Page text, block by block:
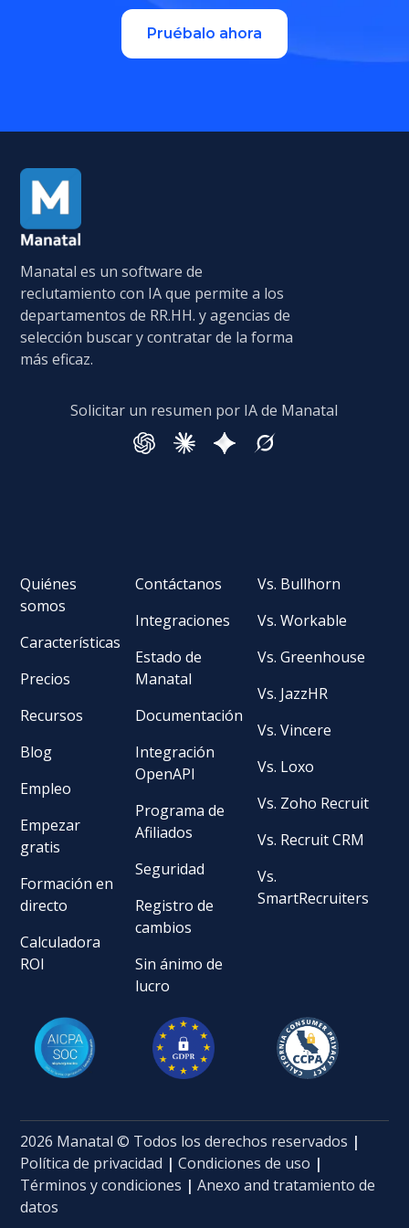
Pruébalo ahora
Manatal es un software de
reclutamiento con IA que permite a los
departamentos de RR.HH. y agencias de
selección buscar y contratar de la forma
más eficaz.
Solicitar un resumen por IA de Manatal
Quiénes
somos
Características
Precios
Recursos
Blog
Empleo
Empezar
gratis
Formación en
directo
Calculadora
ROI
Contáctanos
Integraciones
Estado de
Manatal
Documentación
Integración
OpenAPI
Programa de
Afiliados
Seguridad
Registro de
cambios
Sin ánimo de
lucro
Vs. Bullhorn
Vs. Workable
Vs. Greenhouse
Vs. JazzHR
Vs. Vincere
Vs. Loxo
Vs. Zoho Recruit
Vs. Recruit CRM
Vs.
SmartRecruiters
2026 Manatal © Todos los derechos reservados |
Política de privacidad |Condiciones de uso |
Términos y condiciones | Anexo and tratamiento de
datos